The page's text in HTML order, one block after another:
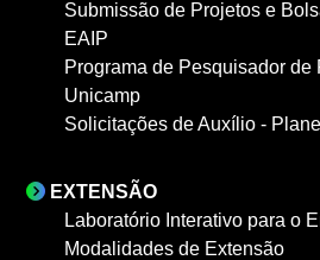
Submissão de Projetos e
EAIP
Programa de Pesquisador de
Unicamp
Solicitações de Auxílio -
EXTENSÃO
Laboratório Interativo para o
Modalidades de Extensão